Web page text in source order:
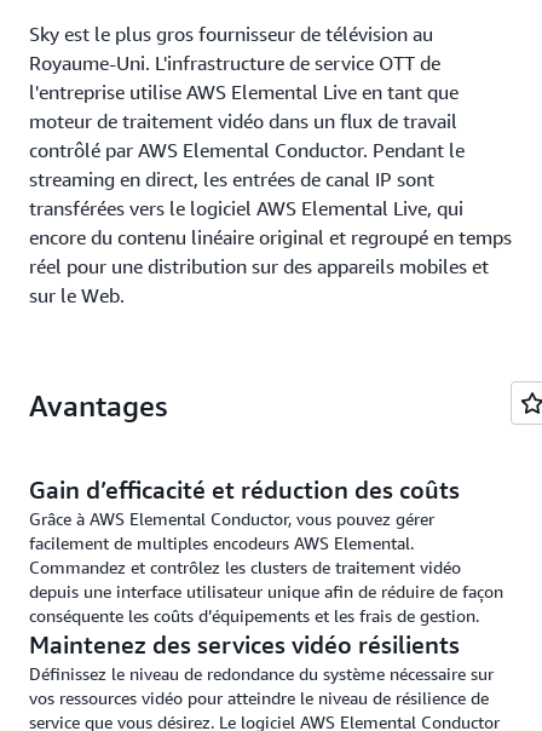
Sky est le plus gros fournisseur de télévision au
Royaume-Uni. L'infrastructure de service OTT de
l'entreprise utilise AWS Elemental Live en tant que
moteur de traitement vidéo dans un flux de travail
contrôlé par AWS Elemental Conductor. Pendant le
streaming en direct, les entrées de canal IP sont
transférées vers le logiciel AWS Elemental Live, qui
encore du contenu linéaire original et regroupé en temps
réel pour une distribution sur des appareils mobiles et
sur le Web.
Avantages
Gain d’efficacité et réduction des coûts
Grâce à AWS Elemental Conductor, vous pouvez gérer
facilement de multiples encodeurs AWS Elemental.
Commandez et contrôlez les clusters de traitement vidéo
depuis une interface utilisateur unique afin de réduire de façon
conséquente les coûts d’équipements et les frais de gestion.
Maintenez des services vidéo résilients
Définissez le niveau de redondance du système nécessaire sur
vos ressources vidéo pour atteindre le niveau de résilience de
service que vous désirez. Le logiciel AWS Elemental Conductor